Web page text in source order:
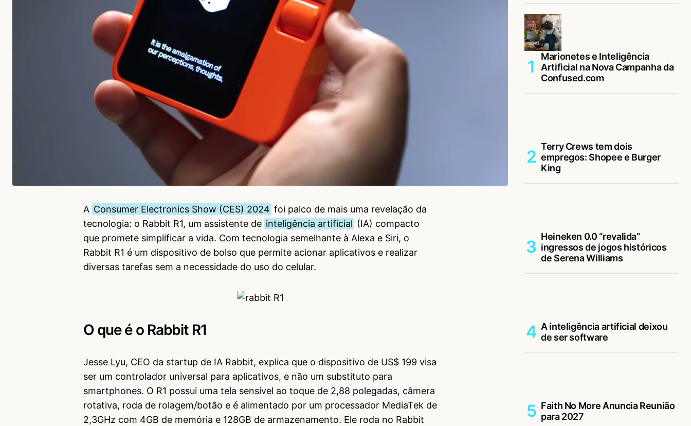
A Consumer Electronics Show (CES) 2024 foi palco de mais uma revelação da
tecnologia: o Rabbit R1, um assistente de inteligência artificial (IA) compacto
que promete simplificar a vida. Com tecnologia semelhante à Alexa e Siri, o
Rabbit R1 é um dispositivo de bolso que permite acionar aplicativos e realizar
diversas tarefas sem a necessidade do uso do celular.
O que é o Rabbit R1
Jesse Lyu, CEO da startup de IA Rabbit, explica que o dispositivo de US$ 199 visa
ser um controlador universal para aplicativos, e não um substituto para
smartphones. O R1 possui uma tela sensível ao toque de 2,88 polegadas, câmera
rotativa, roda de rolagem/botão e é alimentado por um processador MediaTek de
2,3GHz com 4GB de memória e 128GB de armazenamento. Ele roda no Rabbit
Marionetes e Inteligência
Artificial na Nova Campanha da
Confused.com
Terry Crews tem dois
empregos: Shopee e Burger
King
Heineken 0.0 “revalida”
ingressos de jogos históricos
de Serena Williams
A inteligência artificial deixou
de ser software
Faith No More Anuncia Reunião
para 2027